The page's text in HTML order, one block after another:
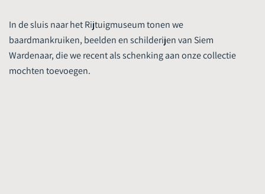
baardmankruiken, beelden en schilderijen van Siem
Wardenaar, die we recent als schenking aan onze collectie
mochten toevoegen.